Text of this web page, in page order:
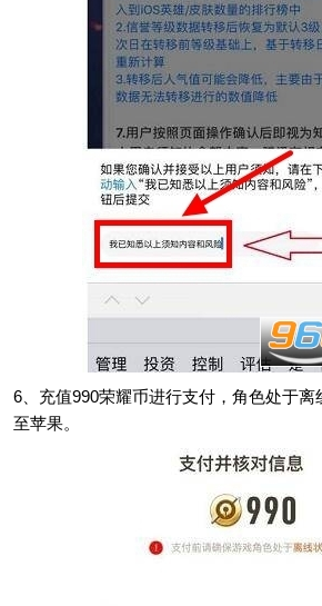
6、充值990荣耀币进行支付，角色处于离
至苹果。